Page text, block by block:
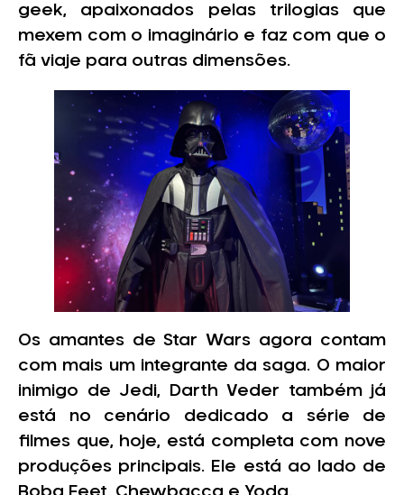
geek, apaixonados pelas trilogias que
mexem com o imaginário e faz com que o
fã viaje para outras dimensões.
Os amantes de Star Wars agora contam
com mais um integrante da saga. O maior
inimigo de Jedi, Darth Veder também já
está no cenário dedicado a série de
filmes que, hoje, está completa com nove
produções principais. Ele está ao lado de